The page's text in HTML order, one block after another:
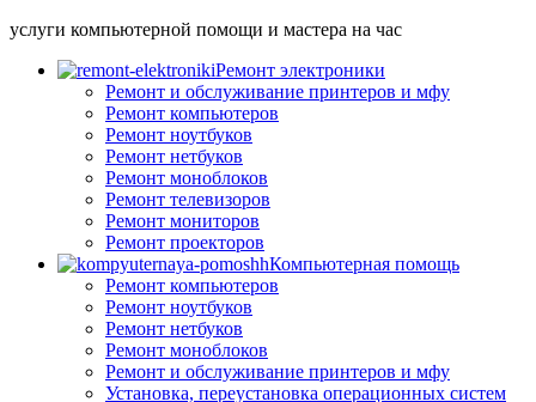
услуги компьютерной помощи и мастера на час
Ремонт электроники
Ремонт и обслуживание принтеров и мфу
Ремонт компьютеров
Ремонт ноутбуков
Ремонт нетбуков
Ремонт моноблоков
Ремонт телевизоров
Ремонт мониторов
Ремонт проекторов
Компьютерная помощь
Ремонт компьютеров
Ремонт ноутбуков
Ремонт нетбуков
Ремонт моноблоков
Ремонт и обслуживание принтеров и мфу
Установка, переустановка операционных систем